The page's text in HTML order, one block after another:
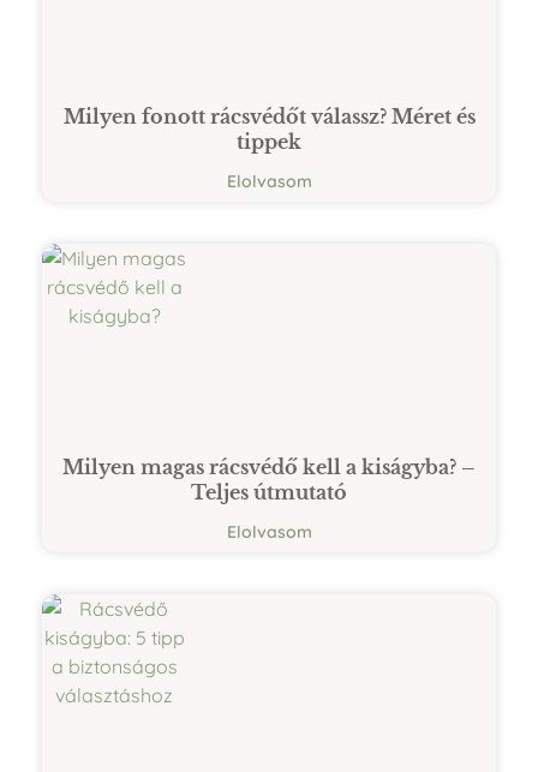
Milyen fonott rácsvédőt válassz? Méret és
tippek
Elolvasom
Milyen magas rácsvédő kell a kiságyba? –
Teljes útmutató
Elolvasom